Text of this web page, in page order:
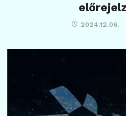
2024.12.06.